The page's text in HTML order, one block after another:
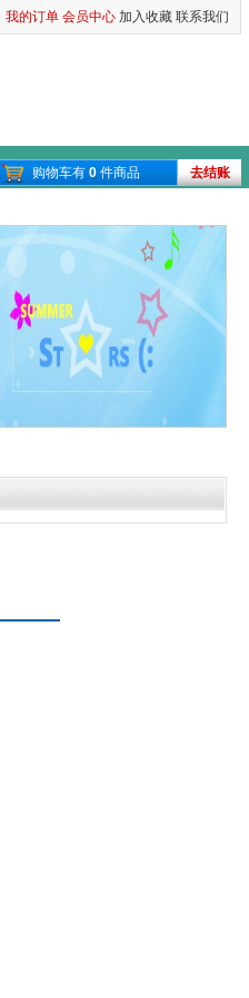
我的订单 会员中心 加入收藏 联系我们
购物车有 0件商品 去结账